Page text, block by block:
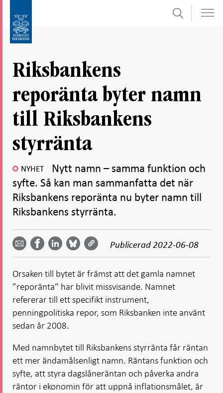
direkt
undersidor
Sök
Riksbankens
reporänta byter namn
till Riksbankens
styrränta
NYHET
Nytt namn – samma funktion och
syfte. Så kan man sammanfatta det när
Riksbankens reporänta nu byter namn till
Riksbankens styrränta.
Dela
email -
Öppnas
i ny flik
Dela på
Facebook
- Öppnas
Dela på
LinkedIn
-
Öppnas
i ny flik
på
Bluesky
-
i ny flik
på
Twitter
-
i ny flik
Publicerad 2022-06-08
Orsaken till bytet är främst att det gamla namnet
”reporänta” har blivit missvisande. Namnet
refererar till ett specifikt instrument,
penningpolitiska repor, som Riksbanken inte använt
sedan år 2008.
Med namnbytet till Riksbankens styrränta får räntan
ett mer ändamålsenligt namn. Räntans funktion och
syfte, att styra dagslåneräntan och påverka andra
räntor i ekonomin för att uppnå inflationsmålet, är